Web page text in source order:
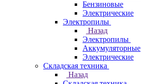
Бензиновые
Электрические
Электропилы
Назад
Электропилы
Аккумуляторные
Электрические
Складская техника
Назад